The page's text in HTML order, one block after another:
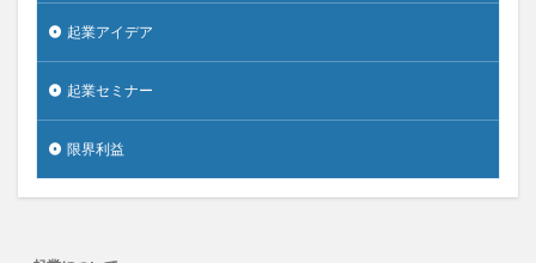
起業アイデア
起業セミナー
限界利益